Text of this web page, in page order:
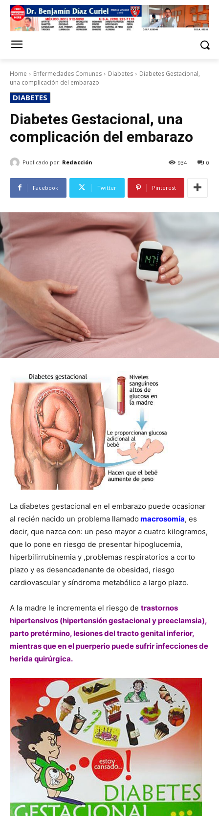
Home Enfermedades Comunes Diabetes
Diabetes Gestacional,
una complicación del embarazo
DIABETES
Diabetes Gestacional, una
complicación del embarazo
Publicado por: Redacción 0
934
Facebook Twitter Pinterest
La diabetes gestacional en el embarazo puede ocasionar
al recién nacido un problema llamado macrosomía, es
decir, que nazca con: un peso mayor a cuatro kilogramos,
que lo pone en riesgo de presentar hipoglucemia,
hiperbilirrubinemia y ,problemas respiratorios a corto
plazo y es desencadenante de obesidad, riesgo
cardiovascular y síndrome metabólico a largo plazo.
A la madre le incrementa el riesgo de trastornos
hipertensivos (hipertensión gestacional y preeclamsia),
parto pretérmino, lesiones del tracto genital inferior,
mientras que en el puerperio puede sufrir infecciones de
herida quirúrgica.